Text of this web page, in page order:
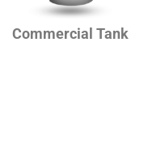
Commercial Tank